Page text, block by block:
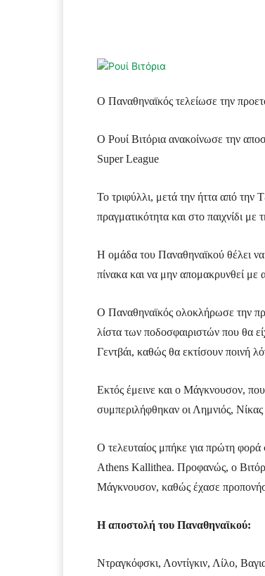
Ο Παναθηναϊκός τελείωσε την
Ο Ρουί Βιτόρια ανακοίνωσε την
Super League
Το τριφύλλι, μετά την ήττα από την
πραγματικότητα και στο παιχνίδι
Η ομάδα του Παναθηναϊκού θέλει να
πίνακα και να μην απομακρυνθεί με
Ο Παναθηναϊκός ολοκλήρωσε την
λίστα των ποδοσφαιριστών που θα
Γεντβάι, καθώς θα εκτίσουν ποινή
Εκτός έμεινε και ο Μάγκνουσον,
συμπεριλήφθηκαν οι Λημνιός,
Ο τελευταίος μπήκε για πρώτη φορά
Athens Kallithea. Προφανώς, ο
Μάγκνουσον, καθώς έχασε
Η αποστολή του Παναθηναϊκού:
Ντραγκόφσκι, Λοντίγκιν, Λίλο,